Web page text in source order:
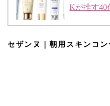
Kが推す40
セザンヌ｜朝用スキンコ